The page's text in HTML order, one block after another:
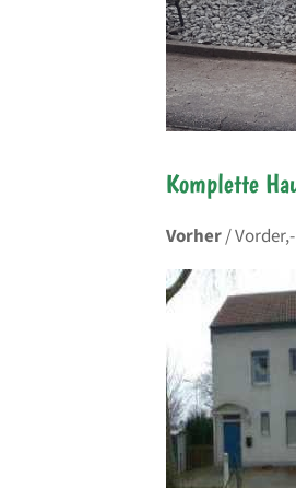
Komplette
Vorher/